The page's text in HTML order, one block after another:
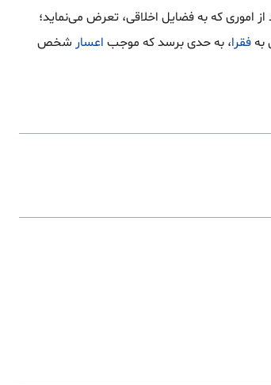
اموری که به فضایل اخلاقی، تعرض می‌نماید؛
بهفقرا، به حدی برسد که موجب اعسار شخص